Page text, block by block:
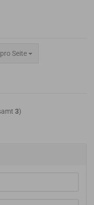
Seite
Seite
3)